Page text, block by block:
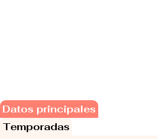
Datos principales
Temporadas